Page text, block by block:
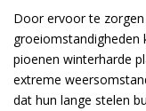
Door ervoor te
groeiomstandigheden
pioenen winterharde
extreme
dat hun lange stelen